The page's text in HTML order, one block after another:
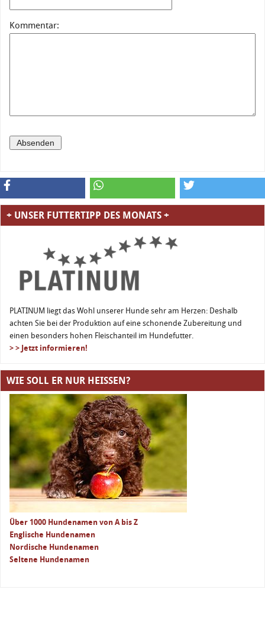
Kommentar:
+ UNSER FUTTERTIPP DES MONATS +
PLATINUM liegt das Wohl unserer Hunde sehr am Herzen: Deshalb
achten Sie bei der Produktion auf eine schonende Zubereitung und
einen besonders hohen Fleischanteil im Hundefutter.
> > Jetzt informieren!
WIE SOLL ER NUR HEISSEN?
Über 1000 Hundenamen von A bis Z
Englische Hundenamen
Nordische Hundenamen
Seltene Hundenamen